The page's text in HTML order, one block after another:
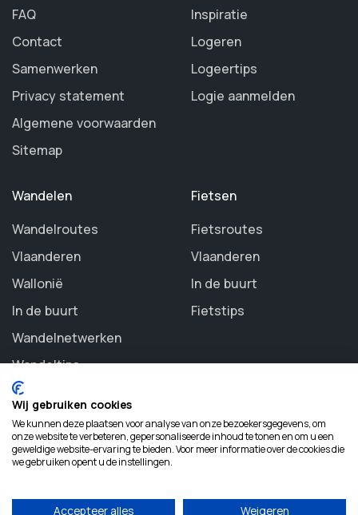
FAQ
Contact
Samenwerken
Privacy statement
Algemene voorwaarden
Sitemap
Inspiratie
Logeren
Logeertips
Logie aanmelden
Wandelen
Wandelroutes
Vlaanderen
Wallonië
In de buurt
Wandelnetwerken
Wandeltips
Fietsen
Fietsroutes
Vlaanderen
In de buurt
Fietstips
©2026 Routezoeker. All rights reserved.
Wij gebruiken cookies
We kunnen deze plaatsen voor analyse van onze bezoekersgegevens, om
onze website te verbeteren, gepersonaliseerde inhoud te tonen en om u een
geweldige website-ervaring te bieden. Voor meer informatie over de cookies die
we gebruiken opent u de instellingen.
Accepteer alles Weigeren